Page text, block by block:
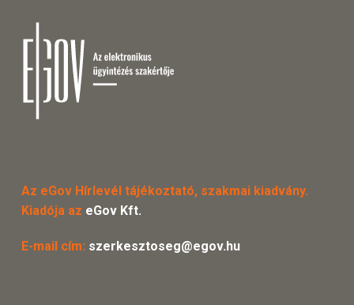
Az eGov Hírlevél tájékoztató, szakmai kiadvány.
Kiadója az eGov Kft.
E-mail cím: szerkesztoseg@egov.hu